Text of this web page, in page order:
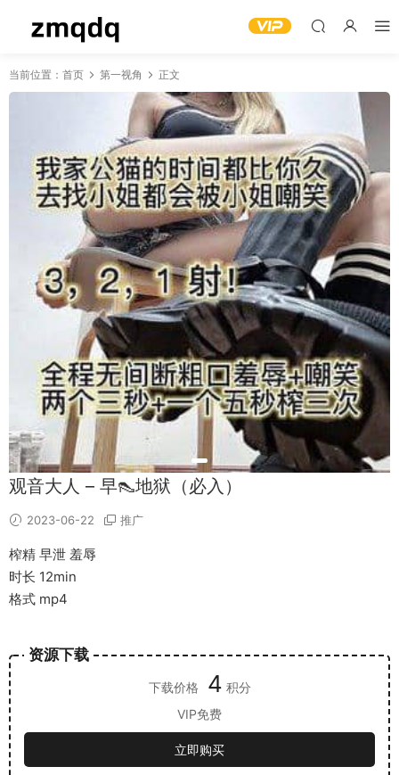
当前位置： 首页 第一视角 正文
观音大人 – 早👠地狱（必入）
2023-06-22 推广
榨精 早泄 羞辱
时长 12min
格式 mp4
资源下载
下载价格 4 积分
VIP免费
立即购买